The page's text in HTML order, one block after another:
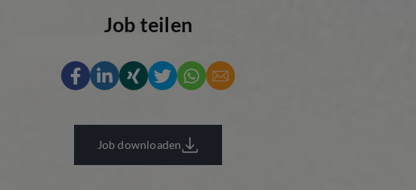
Job teilen
Job downloaden